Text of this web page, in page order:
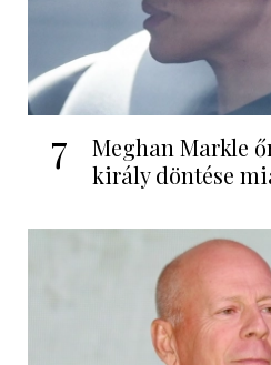
7
Meghan Markle
király döntése